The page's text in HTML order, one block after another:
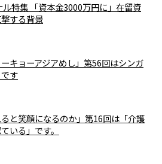
特集 「資本金3000万円に」在留資
する背景
キョーアジアめし」第56回はシンガ
す
ると笑顔になるのか」第16回は「介護
いる」です。